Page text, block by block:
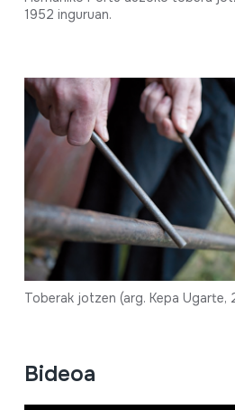
1952 inguruan.
Toberak jotzen (arg. Kepa Ugarte,
Bideoa